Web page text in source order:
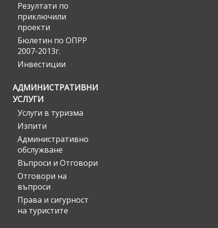
Резултати по
приключили
проекти
Бюлетин по ОПРР
2007-2013г.
Инвестиции
АДМИНИСТРАТИВНИ
УСЛУГИ
Услуги в туризма
Изпити
Административно
обслужване
Въпроси и Отговори
Отговори на
въпроси
Права и сигурност
на туристите